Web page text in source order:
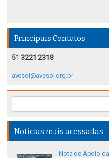
Principais Contatos
51 3221 2318
avesol@avesol.org.br
Notícias mais acessadas
Nota de Apoio da